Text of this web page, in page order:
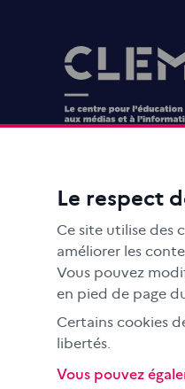
Images
Le respect
Ce site utilise des
améliorer les
Vous pouvez
en pied de page
Certains cookies
libertés.
Vous pouvez